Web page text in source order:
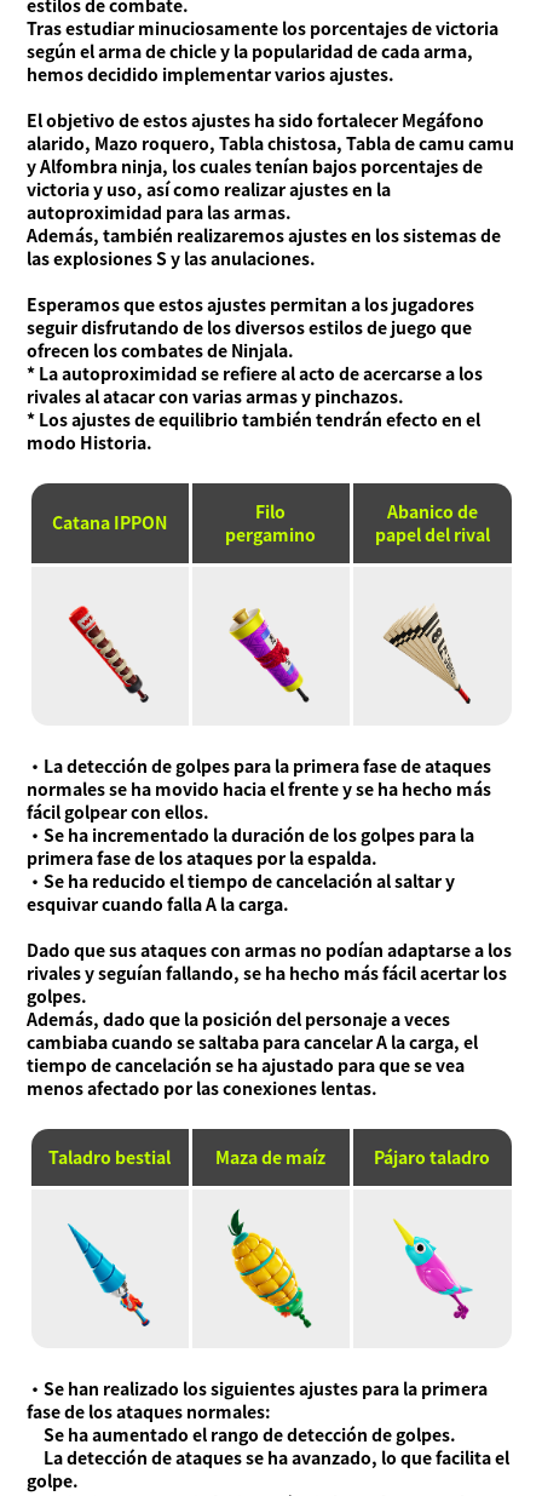
Acerca de Ninjala
Acerca de Ninjala
Cómo jugar a Ninjala
Chicle ninja
Temporada actual
Noticias
Vídeos
Manual en línea
Detalles del producto
estilos de combate.
Tras estudiar minuciosamente los porcentajes de victoria
según el arma de chicle y la popularidad de cada arma,
hemos decidido implementar varios ajustes.
El objetivo de estos ajustes ha sido fortalecer Megáfono
alarido, Mazo roquero, Tabla chistosa, Tabla de camu camu
y Alfombra ninja, los cuales tenían bajos porcentajes de
victoria y uso, así como realizar ajustes en la
autoproximidad para las armas.
Además, también realizaremos ajustes en los sistemas de
las explosiones S y las anulaciones.
Esperamos que estos ajustes permitan a los jugadores
seguir disfrutando de los diversos estilos de juego que
ofrecen los combates de Ninjala.
* La autoproximidad se refiere al acto de acercarse a los
rivales al atacar con varias armas y pinchazos.
* Los ajustes de equilibrio también tendrán efecto en el
modo Historia.
Catana IPPON
Filo
pergamino
Abanico de
papel del rival
・La detección de golpes para la primera fase de ataques
normales se ha movido hacia el frente y se ha hecho más
fácil golpear con ellos.
・Se ha incrementado la duración de los golpes para la
primera fase de los ataques por la espalda.
・Se ha reducido el tiempo de cancelación al saltar y
esquivar cuando falla A la carga.
Dado que sus ataques con armas no podían adaptarse a los
rivales y seguían fallando, se ha hecho más fácil acertar los
golpes.
Además, dado que la posición del personaje a veces
cambiaba cuando se saltaba para cancelar A la carga, el
tiempo de cancelación se ha ajustado para que se vea
menos afectado por las conexiones lentas.
Taladro bestial Maza de maíz Pájaro taladro
・Se han realizado los siguientes ajustes para la primera
fase de los ataques normales:
Se ha aumentado el rango de detección de golpes.
La detección de ataques se ha avanzado, lo que facilita el
golpe.